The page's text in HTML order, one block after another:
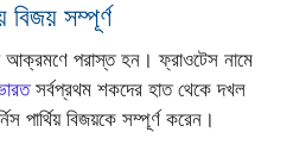
বিজয় সম্পূর্ণ
আক্রমণে পরাস্ত হন। ফ্রাওটেস নামে
সর্বপ্রথম শকদের হাত থেকে দখল
পার্থিয় বিজয়কে সম্পূর্ণ করেন।